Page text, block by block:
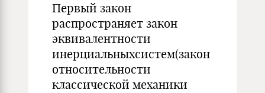
Первый закон
распространяет закон
эквивалентности
инерциальныхсистем(закон
относительности
классической механики